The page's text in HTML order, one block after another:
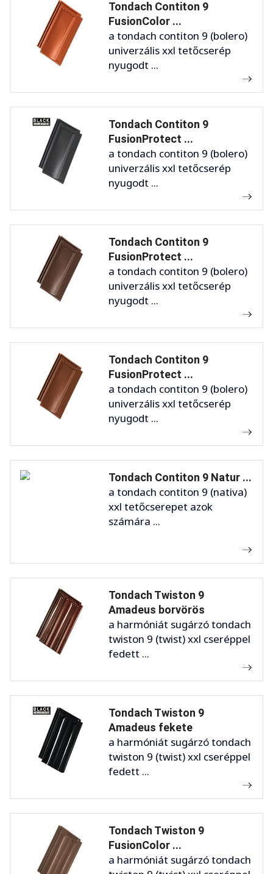
Tondach Contiton 9
FusionColor ...
a tondach contiton 9 (bolero)
univerzális xxl tetőcserép
nyugodt ...
Tondach Contiton 9
FusionProtect ...
a tondach contiton 9 (bolero)
univerzális xxl tetőcserép
nyugodt ...
Tondach Contiton 9
FusionProtect ...
a tondach contiton 9 (bolero)
univerzális xxl tetőcserép
nyugodt ...
Tondach Contiton 9
FusionProtect ...
a tondach contiton 9 (bolero)
univerzális xxl tetőcserép
nyugodt ...
Tondach Contiton 9 Natur ...
a tondach contiton 9 (nativa)
xxl tetőcserepet azok
számára ...
Tondach Twiston 9
Amadeus borvörös
a harmóniát sugárzó tondach
twiston 9 (twist) xxl cseréppel
fedett ...
Tondach Twiston 9
Amadeus fekete
a harmóniát sugárzó tondach
twiston 9 (twist) xxl cseréppel
fedett ...
Tondach Twiston 9
FusionColor ...
a harmóniát sugárzó tondach